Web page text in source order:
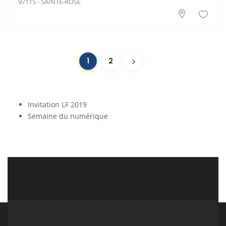
1 2
Invitation LF 2019
Semaine du numérique